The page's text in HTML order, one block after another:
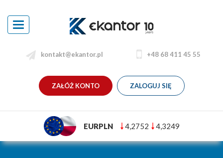
Toggle
navigation
kontakt@ekantor.pl +48 68 411 45 55
ZAŁÓŻ KONTO ZALOGUJ SIĘ
EURPLN 4,2752 4,3249